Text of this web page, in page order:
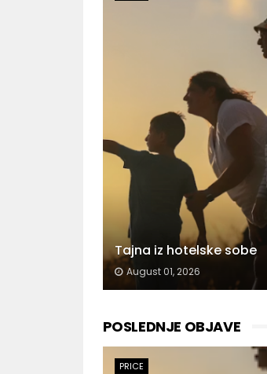
Tajna iz hotelske sobe
August 01, 2026
POSLEDNJE OBJAVE
PRICE